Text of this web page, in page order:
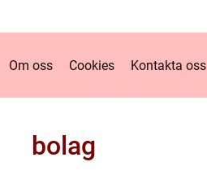
Om oss Cookies Kontakta oss
bolag